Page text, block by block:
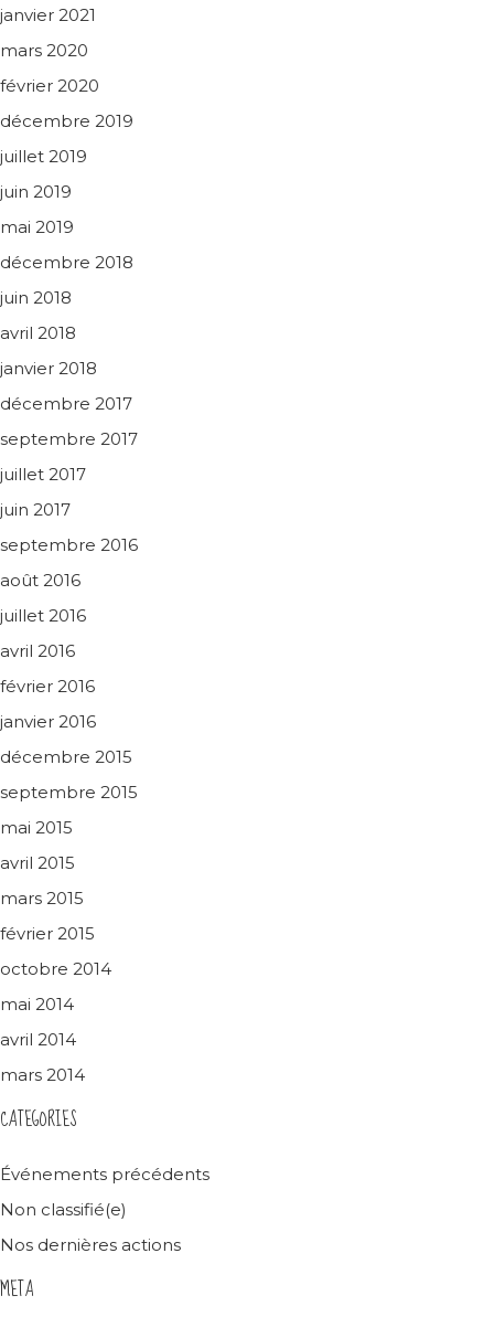
janvier 2021
mars 2020
février 2020
décembre 2019
juillet 2019
juin 2019
mai 2019
décembre 2018
juin 2018
avril 2018
janvier 2018
décembre 2017
septembre 2017
juillet 2017
juin 2017
septembre 2016
août 2016
juillet 2016
avril 2016
février 2016
janvier 2016
décembre 2015
septembre 2015
mai 2015
avril 2015
mars 2015
février 2015
octobre 2014
mai 2014
avril 2014
mars 2014
CATEGORIES
Événements précédents
Non classifié(e)
Nos dernières actions
META